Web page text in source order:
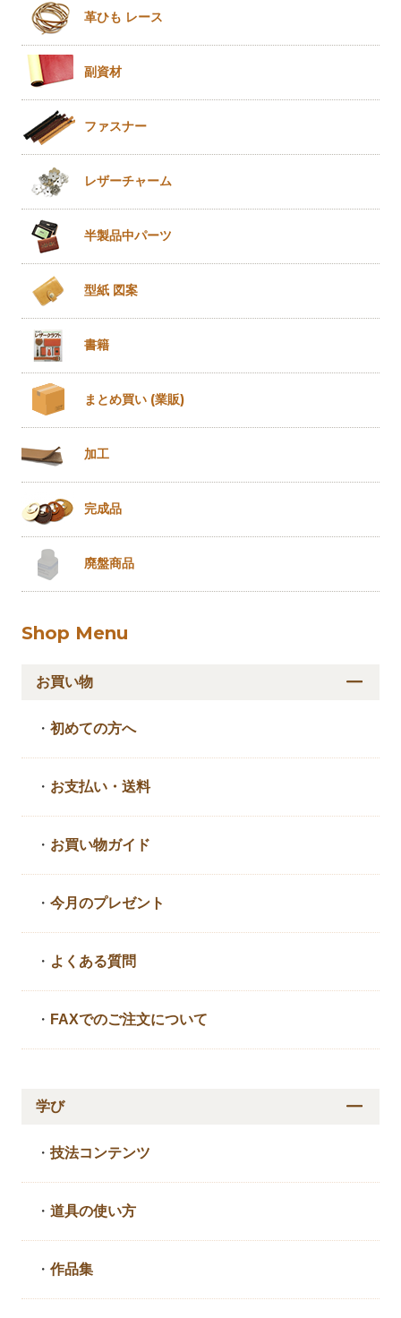
革ひも レース
副資材
ファスナー
レザーチャーム
半製品中パーツ
型紙 図案
書籍
まとめ買い (業販)
加工
完成品
廃盤商品
Shop Menu
お買い物
・初めての方へ
・ お支払い・送料
・ お買い物ガイド
・今月のプレゼント
・ よくある質問
・ FAXでのご注文について
学び
・技法コンテンツ
・道具の使い方
・作品集